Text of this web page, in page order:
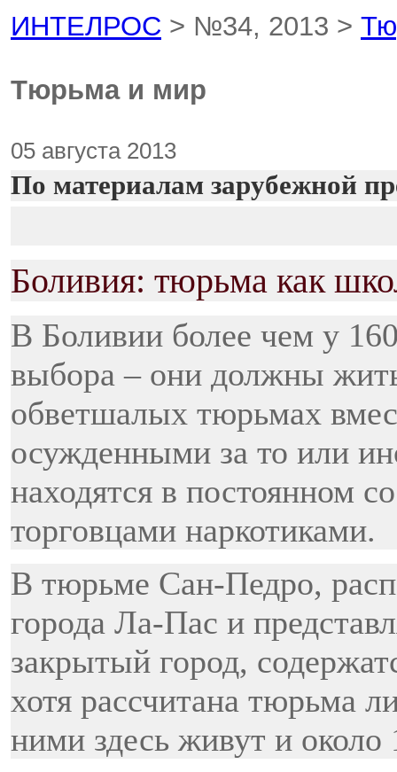
ИНТЕЛРОС > №34, 2013 >
Тюрьма и мир
05 августа 2013
По материалам зарубежной
Боливия: тюрьма как
В Боливии более чем у
выбора – они должны
обветшалых тюрьмах
осужденными за то или
находятся в постоянном
торговцами наркотиками.
В тюрьме Сан-Педро,
города Ла-Пас и
закрытый город,
хотя рассчитана тюрьма
ними здесь живут и около